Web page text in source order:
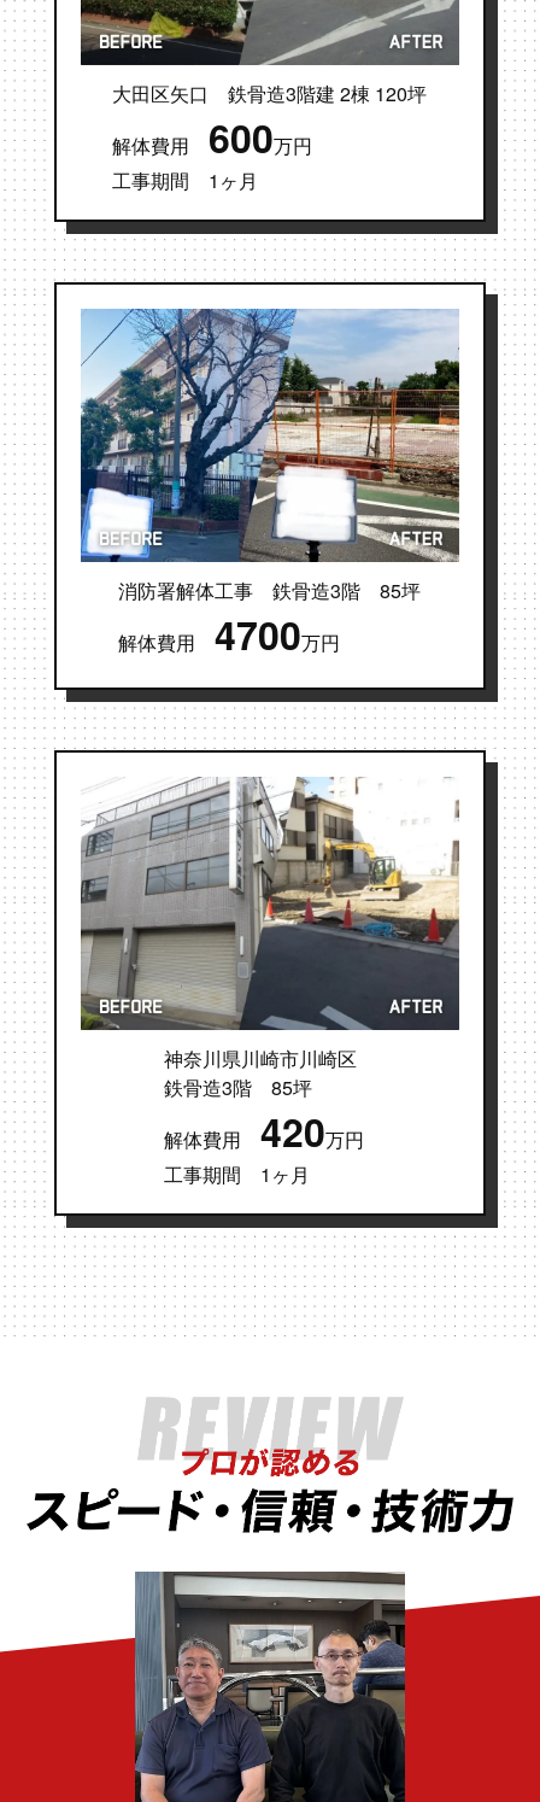
大田区矢口 鉄骨造3階建 2棟 120坪
解体費用 600万円
工事期間 1ヶ月
消防署解体工事 鉄骨造3階 85坪
解体費用4700万円
神奈川県川崎市川崎区
鉄骨造3階 85坪
解体費用 420万円
工事期間 1ヶ月